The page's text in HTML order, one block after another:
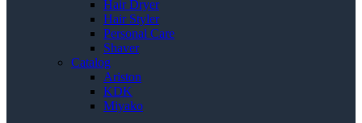
Hair Dryer
Hair Styler
Personal Care
Shaver
Catalog
Ariston
KDK
Miyako